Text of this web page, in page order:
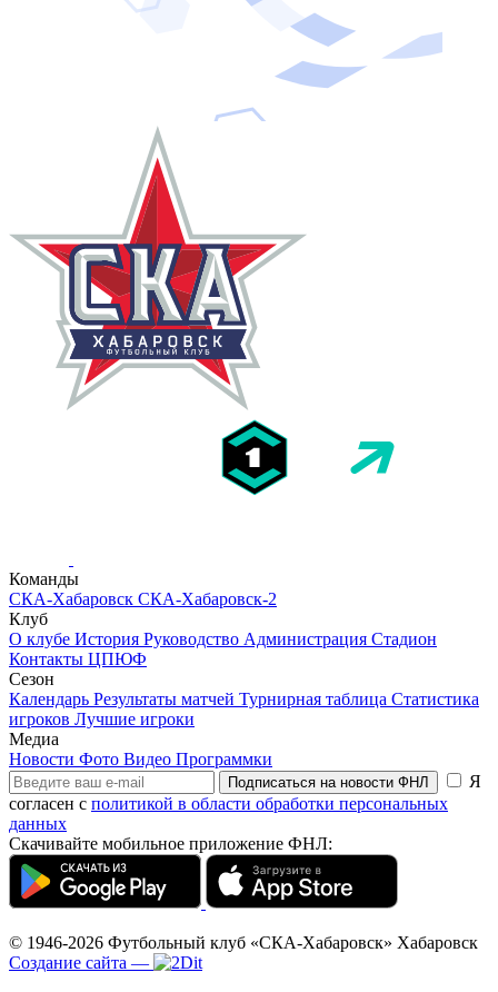
Команды
СКА-Хабаровск СКА-Хабаровск-2
Клуб
О клубе История Руководство Администрация Стадион
Контакты ЦПЮФ
Сезон
Календарь Результаты матчей Турнирная таблица Статистика
игроков Лучшие игроки
Медиа
Новости Фото Видео Программки
Подписаться на новости ФНЛ
Я
согласен с политикой в области обработки персональных
данных
Скачивайте мобильное приложение ФНЛ:
© 1946-2026 Футбольный клуб «СКА-Хабаровск» Хабаровск
Создание сайта —